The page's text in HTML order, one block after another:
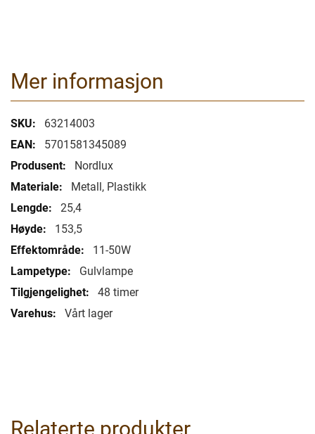
Mer informasjon
Mer
informasjon
63214003
5701581345089
Nordlux
Metall, Plastikk
25,4
153,5
11-50W
Gulvlampe
48 timer
Vårt lager
Relaterte produkter